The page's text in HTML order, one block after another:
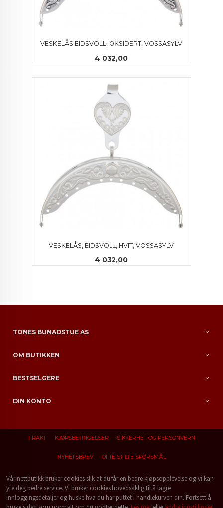
VESKELÅS EIDSVOLL, OKSIDERT, VOSSASYLV
Pris
4 032,00
VESKELÅS, EIDSVOLL, HVIT, VOSSASYLV
Pris
4 032,00
TONES BUNADSTUE AS
OM BUTIKKEN
BESTSELGERE
DIN KONTO
FRAKT KJØPSBETINGELSER SIKKERHET OG PERSONVERN
NYHETSBREV OFTE STILTE SPØRSMÅL
Vår nettbutikk bruker cookies slik at du får en bedre kjøpsopplevelse og vi kan
yte deg bedre service. Vi bruker cookies hovedsaklig til å lagre
innloggingsdetaljer og huske hva du har puttet i handlekurven din. Fortsett å